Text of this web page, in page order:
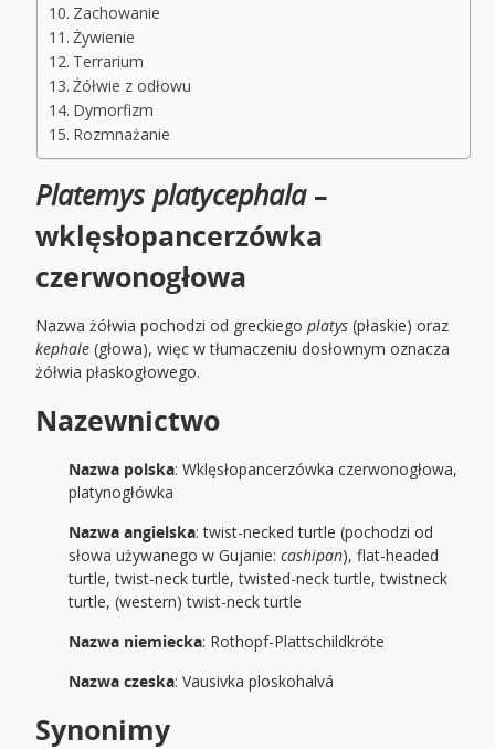
Zachowanie
Żywienie
Terrarium
Żółwie z odłowu
Dymorfizm
Rozmnażanie
Platemys platycephala–
wklęsłopancerzówka
czerwonogłowa
Nazwa żółwia pochodzi od greckiegoplatys (płaskie) oraz
kephale (głowa), więc w tłumaczeniu dosłownym oznacza
żółwia płaskogłowego.
Nazewnictwo
Nazwa polska: Wklęsłopancerzówka czerwonogłowa,
platynogłówka
Nazwa angielska: twist-necked turtle (pochodzi od
słowa używanego w Gujanie:cashipan), flat-headed
turtle, twist-neck turtle, twisted-neck turtle, twistneck
turtle, (western) twist-neck turtle
Nazwa niemiecka: Rothopf-Plattschildkröte
Nazwa czeska: Vausivka ploskohalvá
Synonimy